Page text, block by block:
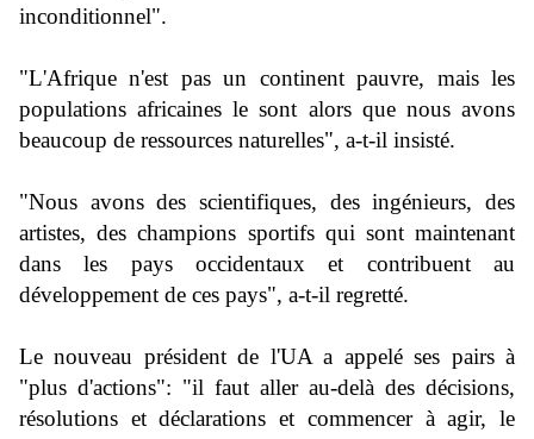
inconditionnel".
"L'Afrique n'est pas un continent pauvre, mais les
populations africaines le sont alors que nous avons
beaucoup de ressources naturelles", a-t-il insisté.
"Nous avons des scientifiques, des ingénieurs, des
artistes, des champions sportifs qui sont maintenant
dans les pays occidentaux et contribuent au
développement de ces pays", a-t-il regretté.
Le nouveau président de l'UA a appelé ses pairs à
"plus d'actions": "il faut aller au-delà des décisions,
résolutions et déclarations et commencer à agir, le